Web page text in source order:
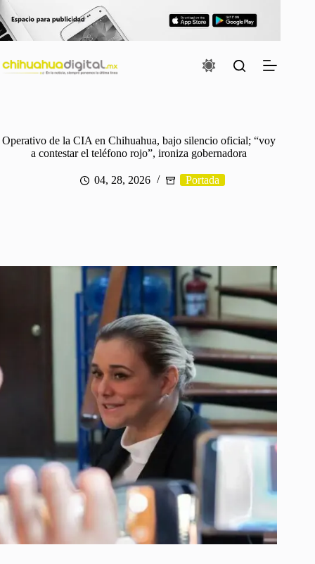
Saltar
al
contenido
Operativo de la CIA en Chihuahua, bajo silencio oficial; “voy
a contestar el teléfono rojo”, ironiza gobernadora
04, 28, 2026 Portada